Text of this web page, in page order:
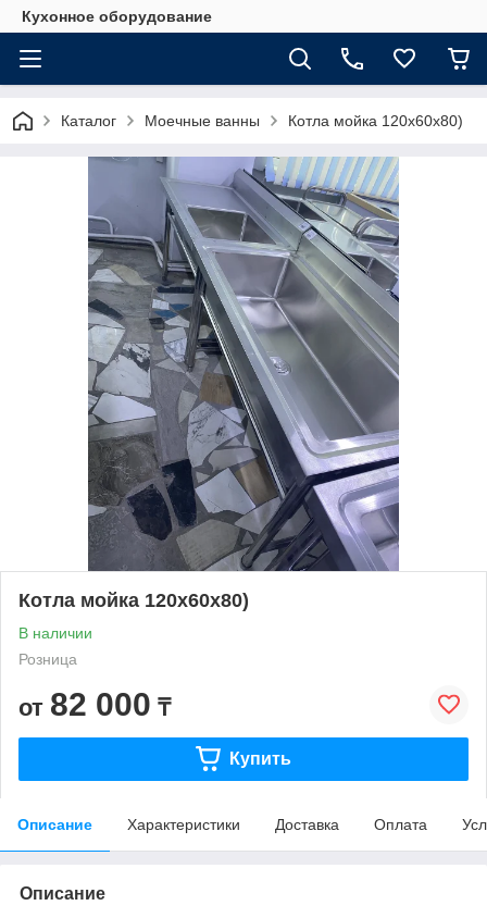
Кухонное оборудование
Каталог Моечные ванны Котла мойка 120х60х80)
Котла мойка 120х60х80)
В наличии
Розница
от 82 000 ₸
Купить
Описание Характеристики Доставка Оплата
Описание